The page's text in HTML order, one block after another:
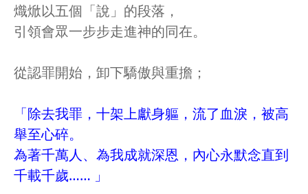
熾焮以五個「說」的段落，
引領會眾一步步走進神的同在。
從認罪開始，卸下驕傲與重擔；
「除去我罪，十架上獻身軀，流了血淚，被高
舉至心碎。
為著千萬人、為我成就深恩，內心永默念直到
千載千歲…… 」